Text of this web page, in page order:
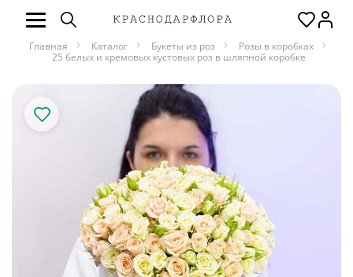
Главная Каталог Букеты из роз
Розы в коробках
25 белых и кремовых кустовых роз в шляпной коробке